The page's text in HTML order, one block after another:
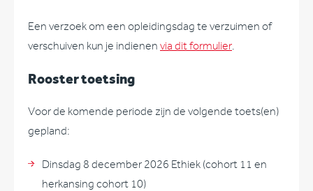
Een verzoek om een opleidingsdag te verzuimen of
verschuiven kun je indienen via dit formulier.
Rooster toetsing
Voor de komende periode zijn de volgende toets(en)
gepland:
Dinsdag 8 december 2026 Ethiek (cohort 11 en
herkansing cohort 10)